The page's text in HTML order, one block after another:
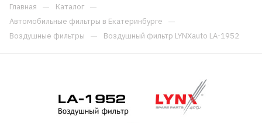
Главная — Каталог —
Автомобильные фильтры в Екатеринбурге —
Воздушные фильтры — Воздушный фильтр LYNXauto LA-1952